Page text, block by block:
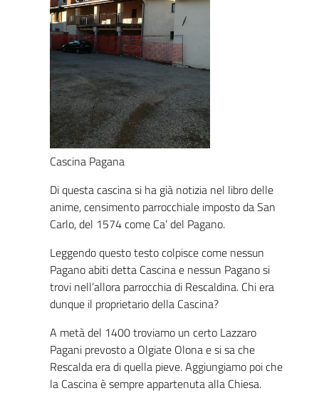
Cascina Pagana
Di questa cascina si ha già notizia nel libro delle
anime, censimento parrocchiale imposto da San
Carlo, del 1574 come Ca’ del Pagano.
Leggendo questo testo colpisce come nessun
Pagano abiti detta Cascina e nessun Pagano si
trovi nell’allora parrocchia di Rescaldina. Chi era
dunque il proprietario della Cascina?
A metà del 1400 troviamo un certo Lazzaro
Pagani prevosto a Olgiate Olona e si sa che
Rescalda era di quella pieve. Aggiungiamo poi che
la Cascina è sempre appartenuta alla Chiesa.